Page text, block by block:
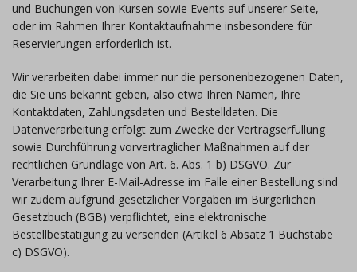
und Buchungen von Kursen sowie Events auf unserer Seite,
oder im Rahmen Ihrer Kontaktaufnahme insbesondere für
Reservierungen erforderlich ist.
Wir verarbeiten dabei immer nur die personenbezogenen Daten,
die Sie uns bekannt geben, also etwa Ihren Namen, Ihre
Kontaktdaten, Zahlungsdaten und Bestelldaten. Die
Datenverarbeitung erfolgt zum Zwecke der Vertragserfüllung
sowie Durchführung vorvertraglicher Maßnahmen auf der
rechtlichen Grundlage von Art. 6. Abs. 1 b) DSGVO. Zur
Verarbeitung Ihrer E-Mail-Adresse im Falle einer Bestellung sind
wir zudem aufgrund gesetzlicher Vorgaben im Bürgerlichen
Gesetzbuch (BGB) verpflichtet, eine elektronische
Bestellbestätigung zu versenden (Artikel 6 Absatz 1 Buchstabe
c) DSGVO).